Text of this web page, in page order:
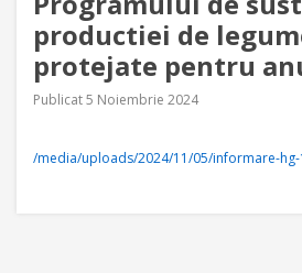
productiei de
protejate pentru
Publicat 5 Noiembrie 2024
/media/uploads/2024/11/05/informare-